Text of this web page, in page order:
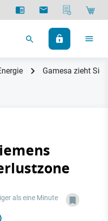
Gamesa zieht
als eine Minute